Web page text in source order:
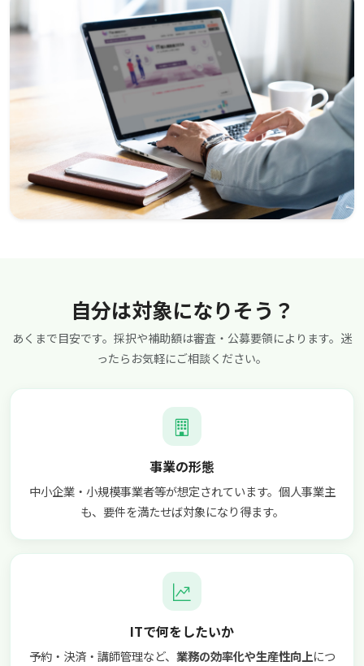
自分は対象になりそう？
あくまで目安です。採択や補助額は審査・公募要領によります。迷
ったらお気軽にご相談ください。
事業の形態
中小企業・小規模事業者等が想定されています。個人事業主
も、要件を満たせば対象になり得ます。
ITで何をしたいか
予約・決済・講師管理など、 業務の効率化や生産性向上につ